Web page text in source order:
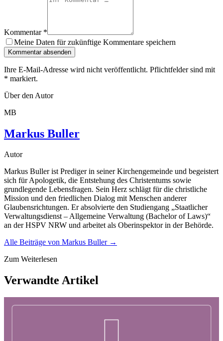
Kommentar *
Meine Daten für zukünftige Kommentare speichern
Kommentar absenden
Ihre E-Mail-Adresse wird nicht veröffentlicht. Pflichtfelder sind mit
* markiert.
Über den Autor
MB
Markus Buller
Autor
Markus Buller ist Prediger in seiner Kirchengemeinde und begeistert
sich für Apologetik, die Entstehung des Christentums sowie
grundlegende Lebensfragen. Sein Herz schlägt für die christliche
Mission und den friedlichen Dialog mit Menschen anderer
Glaubensrichtungen. Er absolvierte den Studiengang „Staatlicher
Verwaltungsdienst – Allgemeine Verwaltung (Bachelor of Laws)“
an der HSPV NRW und arbeitet als Oberinspektor in der Behörde.
Alle Beiträge von Markus Buller→
Zum Weiterlesen
Verwandte Artikel